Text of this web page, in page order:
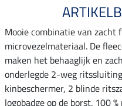
Mooie combinatie van zacht
microvezelmateriaal. De
maken het behaaglijk en
onderlegde 2-weg
kinbeschermer, 2 blinde
logobadge op de borst. 100